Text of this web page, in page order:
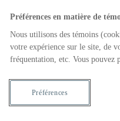
Préférences en matière de
Nous utilisons des témoins
votre expérience sur le site, de
fréquentation, etc. Vous pouvez
Préférences